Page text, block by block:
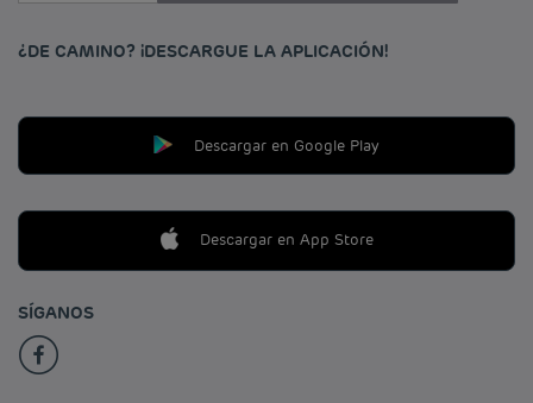
¿DE CAMINO? ¡DESCARGUE LA APLICACIÓN!
Descargar en Google Play
Descargar en App Store
SÍGANOS